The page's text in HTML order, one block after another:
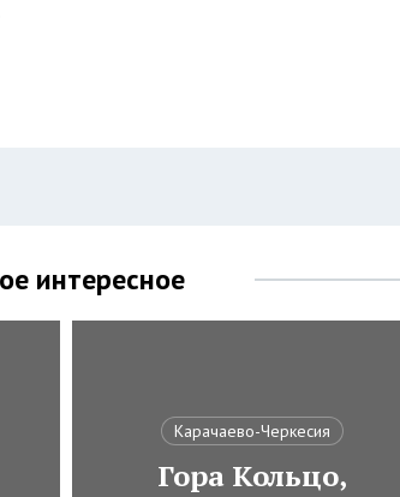
интересное
Карачаево-Черкесия
Гора Кольцо,